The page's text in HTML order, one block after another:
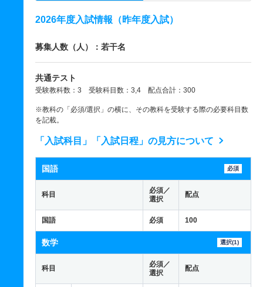
2026年度入試情報（昨年度入試）
募集人数（人）：若干名
共通テスト
受験教科数：3 受験科目数：3,4 配点合計：300
※教科の「必須/選択」の横に、その教科を受験する際の必要科目数
を記載。
「入試科目」「入試日程」の見方について
国語 必須
科目
必須／
選択
配点
国語 必須 100
数学 選択(1)
科目
必須／
選択
配点